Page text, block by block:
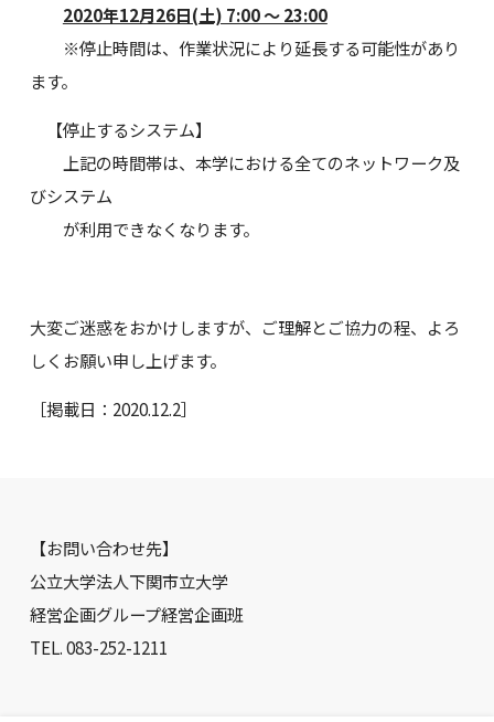
2020年12月26日(土) 7:00 ～ 23:00
※停止時間は、作業状況により延長する可能性があり
ます。
【停止するシステム】
上記の時間帯は、本学における全てのネットワーク及
びシステム
が利用できなくなります。
大変ご迷惑をおかけしますが、ご理解とご協力の程、よろ
しくお願い申し上げます。
［掲載日：2020.12.2］
【お問い合わせ先】
公立大学法人下関市立大学
経営企画グループ経営企画班
TEL. 083-252-1211